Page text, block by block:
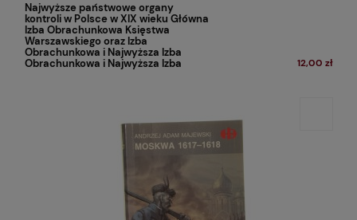
Najwyższe państwowe organy
kontroli w Polsce w XIX wieku Główna
Izba Obrachunkowa Księstwa
Warszawskiego oraz Izba
Obrachunkowa i Najwyższa Izba
Obrachunkowa i Najwyższa Izba
12,00 zł